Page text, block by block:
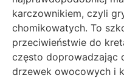
karczownikiem, czyli
chomikowatych. To
przeciwieństwie do
często doprowadzając
drzewek owocowych i